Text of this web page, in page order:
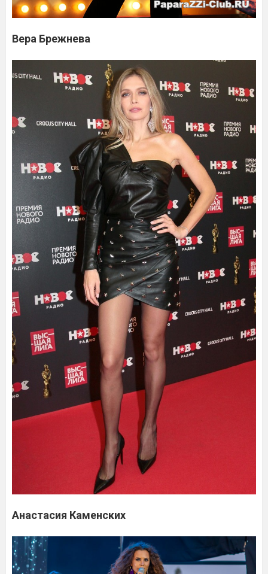
Вера Брежнева
Анастасия Каменских